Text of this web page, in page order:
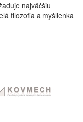
najväčšiu
filozofia a myšlienka